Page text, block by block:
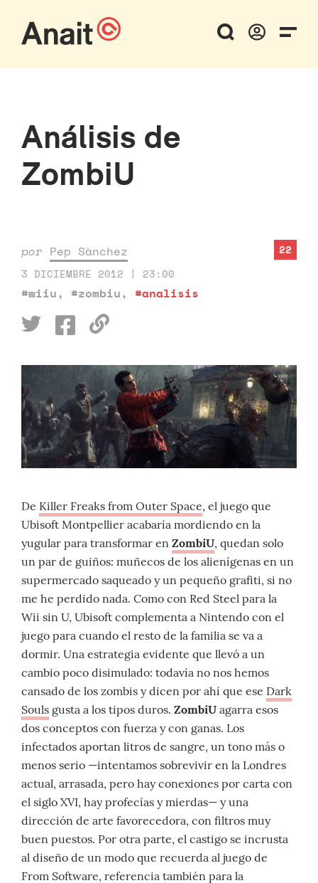
Análisis de
ZombiU
por Pep Sànchez
3 DICIEMBRE 2012 | 23:00
#wiiu, #zombiu, #analisis
22
De Killer Freaks from Outer Space, el juego que
Ubisoft Montpellier acabaría mordiendo en la
yugular para transformar en ZombiU, quedan solo
un par de guiños: muñecos de los alienígenas en un
supermercado saqueado y un pequeño grafiti, si no
me he perdido nada. Como con Red Steel para la
Wii sin U, Ubisoft complementa a Nintendo con el
juego para cuando el resto de la familia se va a
dormir. Una estrategia evidente que llevó a un
cambio poco disimulado: todavía no nos hemos
cansado de los zombis y dicen por ahí que ese Dark
Souls gusta a los tipos duros. ZombiU agarra esos
dos conceptos con fuerza y con ganas. Los
infectados aportan litros de sangre, un tono más o
menos serio —intentamos sobrevivir en la Londres
actual, arrasada, pero hay conexiones por carta con
el siglo XVI, hay profecías y mierdas— y una
dirección de arte favorecedora, con filtros muy
buen puestos. Por otra parte, el castigo se incrusta
al diseño de un modo que recuerda al juego de
From Software, referencia también para la